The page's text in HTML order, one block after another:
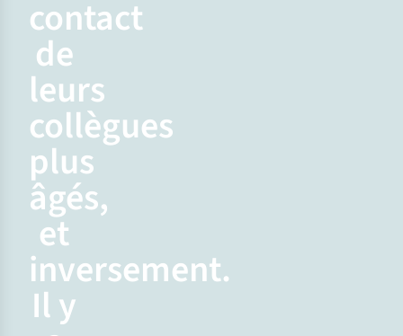
contact
de
leurs
collègues
plus
âgés,
et
inversement.
Il y